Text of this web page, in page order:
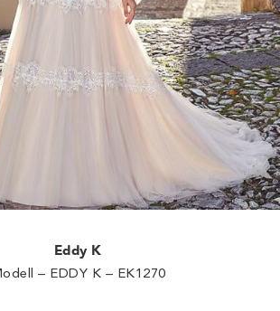
Eddy K
– EDDY K – EK1270